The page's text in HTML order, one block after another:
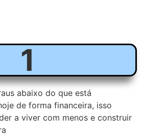
1
abaixo do que está
de forma financeira, isso
a viver com menos e construir